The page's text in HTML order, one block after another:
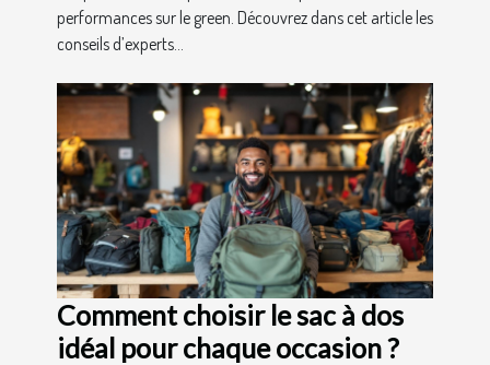
performances sur le green. Découvrez dans cet article les
conseils d’experts...
Comment choisir le sac à dos
idéal pour chaque occasion ?